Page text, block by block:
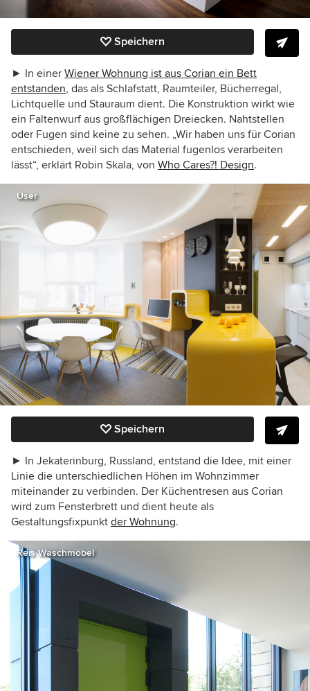
Speichern
► In einer Wiener Wohnung ist aus Corian ein Bett
entstanden, das als Schlafstatt, Raumteiler, Bücherregal,
Lichtquelle und Stauraum dient. Die Konstruktion wirkt wie
ein Faltenwurf aus großflächigen Dreiecken. Nahtstellen
oder Fugen sind keine zu sehen. „Wir haben uns für Corian
entschieden, weil sich das Material fugenlos verarbeiten
lässt“, erklärt Robin Skala, von Who Cares?! Design.
User
Speichern
► In Jekaterinburg, Russland, entstand die Idee, mit einer
Linie die unterschiedlichen Höhen im Wohnzimmer
miteinander zu verbinden. Der Küchentresen aus Corian
wird zum Fensterbrett und dient heute als
Gestaltungsfixpunkt der Wohnung.
Reis Waschmöbel